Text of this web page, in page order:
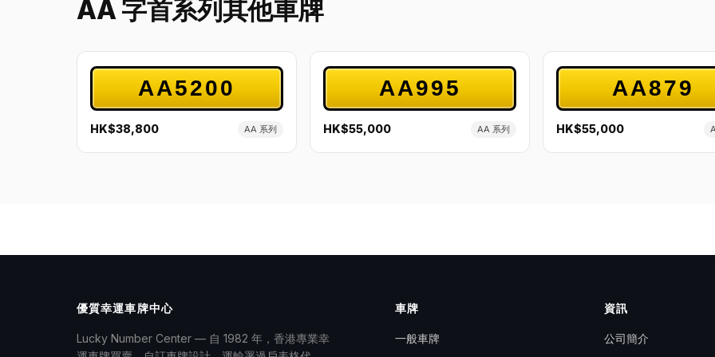
AA 字首系列其他車牌
AA5200
HK$38,800 AA 系列
AA995
HK$55,000 AA 系列
AA879
HK$55,000
優質幸運車牌中心
Lucky Number Center — 自 1982 年，香港專業幸
車牌
一般車牌
資訊
公司簡介